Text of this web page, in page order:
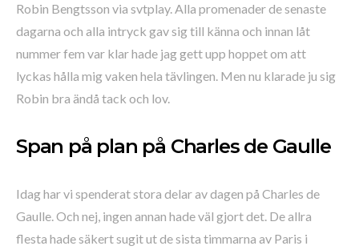
Robin Bengtsson via svtplay. Alla promenader de senaste
dagarna och alla intryck gav sig till känna och innan låt
nummer fem var klar hade jag gett upp hoppet om att
lyckas hålla mig vaken hela tävlingen. Men nu klarade ju sig
Robin bra ändå tack och lov.
Span på plan på Charles de Gaulle
Idag har vi spenderat stora delar av dagen på Charles de
Gaulle. Och nej, ingen annan hade väl gjort det. De allra
flesta hade säkert sugit ut de sista timmarna av Paris i